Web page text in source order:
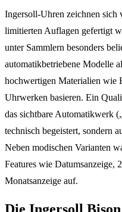
Ingersoll-Uhren zeichnen sich
limitierten Auflagen gefertigt
unter Sammlern besonders
automatikbetriebene Modelle
hochwertigen Materialien wie
Uhrwerken basieren. Ein
das sichtbare Automatikwerk
technisch begeistert, sondern
Neben modischen Varianten
Features wie Datumsanzeige,
Monatsanzeige auf.
Die Ingersoll